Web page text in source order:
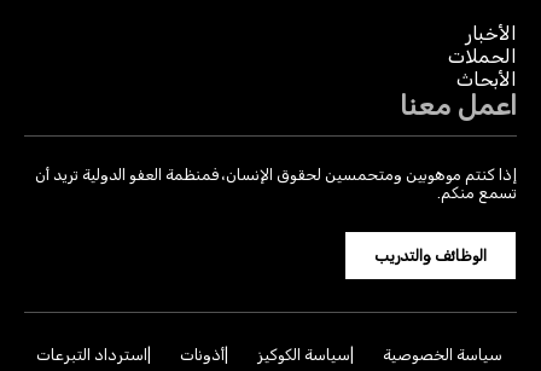
الأخبار
الحملات
الأبحاث
اعمل معنا
إذا كنتم موهوبين ومتحمسين لحقوق الإنسان، فمنظمة العفو الدولية تريد أن
تسمع منكم.
الوظائف والتدريب
سياسة الخصوصية سياسة الكوكيز أذونات استرداد التبرعات